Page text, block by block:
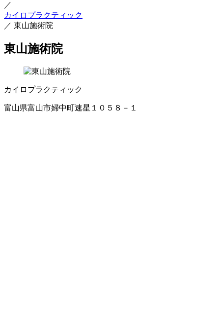
／
カイロプラクティック
／ 東山施術院
東山施術院
カイロプラクティック
富山県富山市婦中町速星１０５８－１